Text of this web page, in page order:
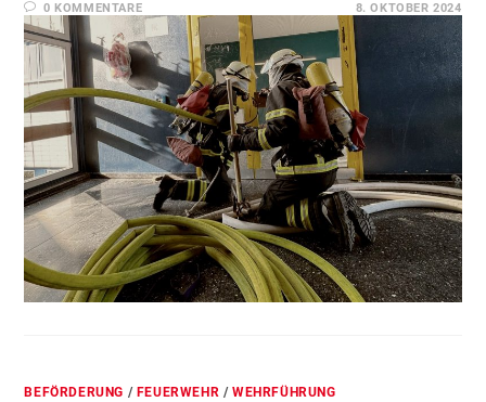
0 KOMMENTARE 8. OKTOBER 2024
BEFÖRDERUNG / FEUERWEHR /WEHRFÜHRUNG